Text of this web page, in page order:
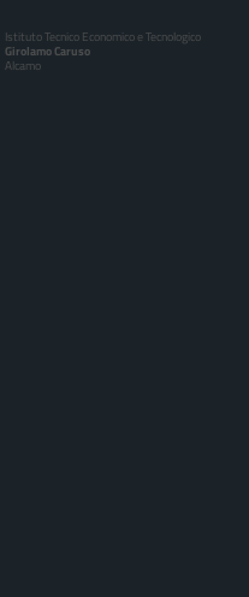
Istituto Tecnico Economico e Tecnologico
Girolamo Caruso
Alcamo